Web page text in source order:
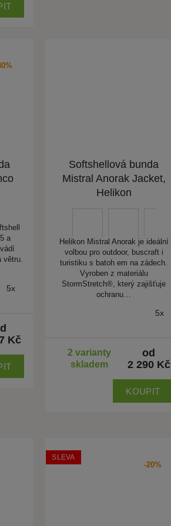
a
5x
Kč
Softshellová bunda
Mistral Anorak Jacket,
Helikon
Helikon Mistral Anorak je ideální
volbou pro outdoor, buscraft i
turistiku s batoh em na zádech.
Vyroben z materiálu
StormStretch®, který zajišťuje
ochranu…
5x
2 varianty
skladem
od
2 290 Kč
KOUPIT
-20%
SLEVA